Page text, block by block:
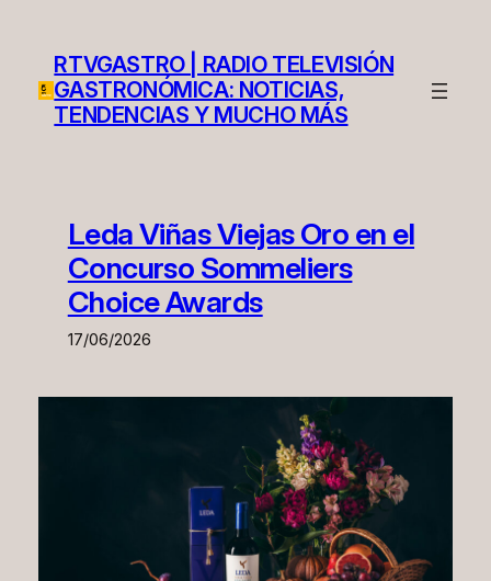
contenidoRTVGASTRO | RADIO TELEVISIÓN
GASTRONÓMICA: NOTICIAS,
TENDENCIAS Y MUCHO MÁS
Leda Viñas Viejas Oro en el
Concurso Sommeliers
Choice Awards
17/06/2026